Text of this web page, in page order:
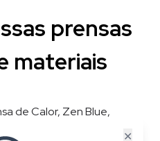
✕
prensas
materiais
de Calor, Zen Blue,